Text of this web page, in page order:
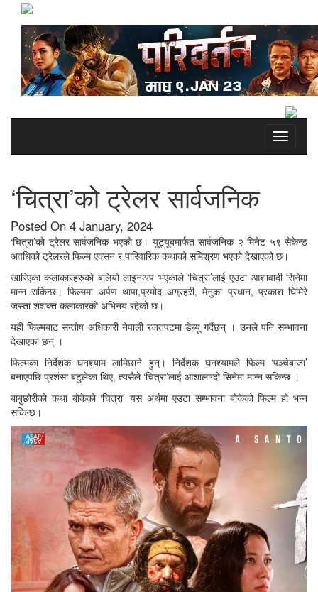
Toggle
‘चित्रा’को ट्रेलर सार्वजनिक
Posted On 4 January, 2024
‘चित्रा’को ट्रेलर सार्वजनिक भएको छ। यूट्यूबमार्फत सार्वजनिक २ मिनेट ५९ सेकेन्ड
अवधिको ट्रेलरले फिल्म एक्सन र पारिवारिक कथाको समिश्रण भएको देखाएको छ।
खारिएका कलाकारहरुको बलियो लाइनअप भएकाले ‘चित्रा’लाई एउटा आशावादी सिनेमा
मान्न सकिन्छ। फिल्ममा अर्पण थापा,प्रमोद अग्रहरी, मेनुका प्रधान, प्रकाश घिमिरे
जस्ता शशक्त कलाकारको अभिनय रहेको छ।
यही फिल्मबाट सन्तोष अधिकारी नेपाली रजतपटमा डेब्यू गर्दैछन् । उनले पनि सम्भावना
देखाएका छन् ।
फिल्मका निर्देशक घनश्याम लामिछाने हुन्। निर्देशक घनश्यामले फिल्म ‘पञ्चेबाजा’
बनाएपछि प्रशंसा बटुलेका थिए, त्यसैले ‘चित्रा’लाई आशालाग्दो सिनेमा मान्न सकिन्छ ।
बाबुछोरीको कथा बोकेको ‘चित्रा’ यस अर्थमा एउटा सम्भावना बोकेको फिल्म हो भन्न
सकिन्छ।